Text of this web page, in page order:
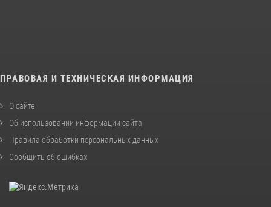
ПРАВОВАЯ И ТЕХНИЧЕСКАЯ ИНФОРМАЦИЯ
О сайте
Об использовании информации сайта
Правила обработки персональных данных
Сообщить об ошибках